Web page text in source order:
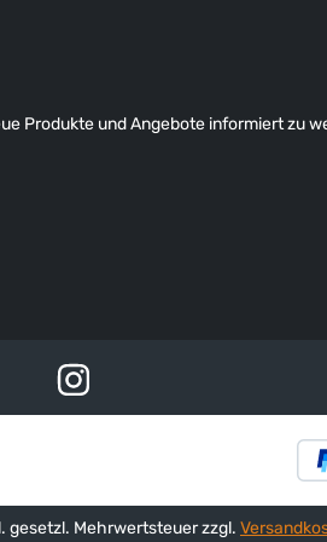
Produkte und Angebote informiert zu
gesetzl. Mehrwertsteuer zzgl.